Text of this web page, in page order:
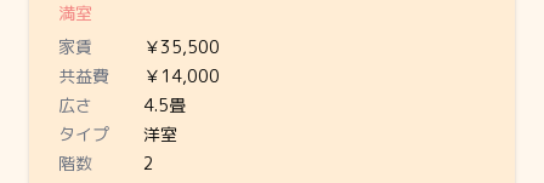
満室
家賃
￥35,500
共益費
￥14,000
広さ
4.5畳
タイプ
洋室
階数
2